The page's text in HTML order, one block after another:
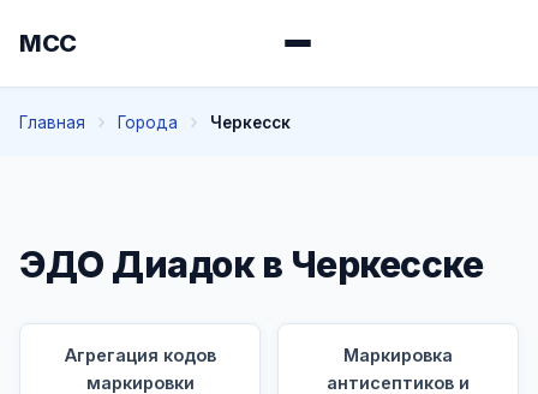
МСС
Главная Города Черкесск
ЭДО Диадок в Черкесске
Агрегация кодов
маркировки
Маркировка
антисептиков и